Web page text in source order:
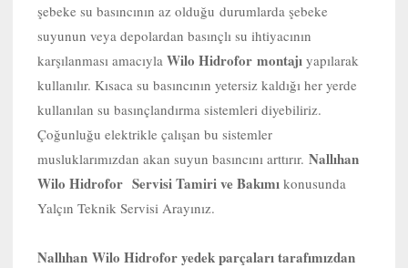
şebeke su basıncının az olduğu durumlarda şebeke
suyunun veya depolardan basınçlı su ihtiyacının
karşılanması amacıyla Wilo Hidrofor montajı yapılarak
kullanılır. Kısaca su basıncının yetersiz kaldığı her yerde
kullanılan su basınçlandırma sistemleri diyebiliriz.
Çoğunluğu elektrikle çalışan bu sistemler
musluklarımızdan akan suyun basıncını arttırır. Nallıhan
Wilo Hidrofor Servisi Tamiri ve Bakımı konusunda
Yalçın Teknik Servisi Arayınız.
Nallıhan Wilo Hidrofor yedek parçaları tarafımızdan